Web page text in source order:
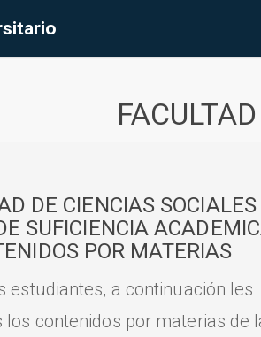
DE CIENCIAS SOCIALES
SUFICIENCIA
POR MATERIAS
estudiantes, a continuación les
los contenidos por materias de